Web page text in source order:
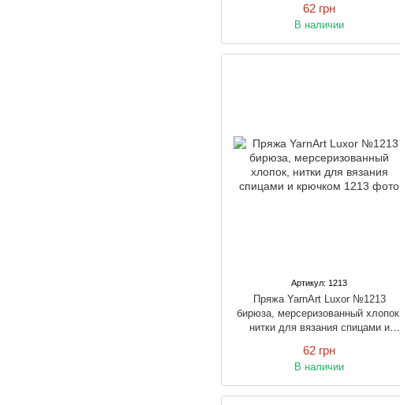
62 грн
В наличии
Артикул: 1213
Пряжа YarnArt Luxor №1213
бирюза, мерсеризованный хлопок,
нитки для вязания спицами и
62 грн
В наличии